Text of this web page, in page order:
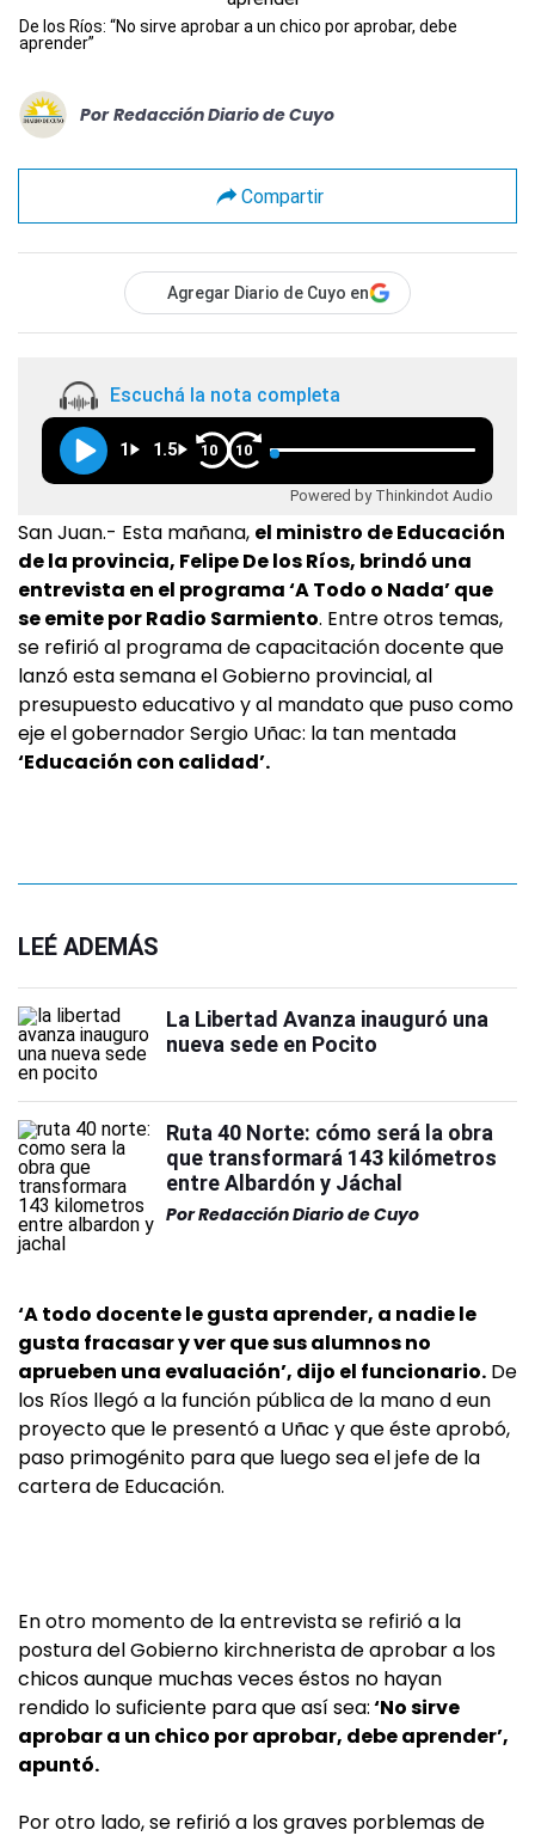
De los Ríos: “No sirve aprobar a un chico por aprobar, debe
aprender”
Por Redacción Diario de Cuyo
Compartir
Agregar Diario de Cuyo en
Escuchá la nota completa
1 1.5 10 10
Powered by Thinkindot Audio
San Juan.- Esta mañana, el ministro de Educación
de la provincia, Felipe De los Ríos, brindó una
entrevista en el programa ‘A Todo o Nada’ que
se emite por Radio Sarmiento. Entre otros temas,
se refirió al programa de capacitación docente que
lanzó esta semana el Gobierno provincial, al
presupuesto educativo y al mandato que puso como
eje el gobernador Sergio Uñac: la tan mentada
‘Educación con calidad’.
LEÉ ADEMÁS
La Libertad Avanza inauguró una
nueva sede en Pocito
Ruta 40 Norte: cómo será la obra
que transformará 143 kilómetros
entre Albardón y Jáchal
PorRedacción Diario de Cuyo
‘A todo docente le gusta aprender, a nadie le
gusta fracasar y ver que sus alumnos no
aprueben una evaluación’, dijo el funcionario. De
los Ríos llegó a la función pública de la mano d eun
proyecto que le presentó a Uñac y que éste aprobó,
paso primogénito para que luego sea el jefe de la
cartera de Educación.
En otro momento de la entrevista se refirió a la
postura del Gobierno kirchnerista de aprobar a los
chicos aunque muchas veces éstos no hayan
rendido lo suficiente para que así sea:‘No sirve
aprobar a un chico por aprobar, debe aprender’,
apuntó.
Por otro lado, se refirió a los graves porblemas de